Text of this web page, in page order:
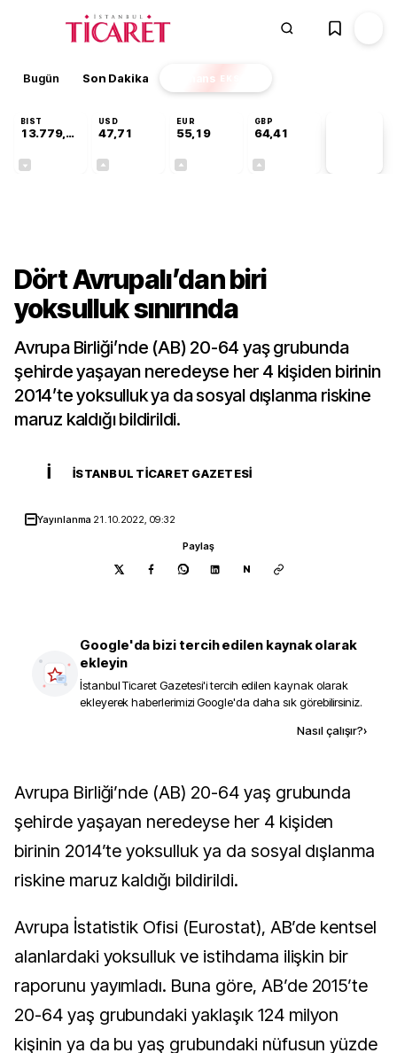
Bugün Son Dakika Finans EKSTRA
BIST
13.779,39
USD
47,71
EUR
55,19
GBP
64,41
Dört Avrupalı’dan biri
yoksulluk sınırında
Avrupa Birliği’nde (AB) 20-64 yaş grubunda
şehirde yaşayan neredeyse her 4 kişiden birinin
2014’te yoksulluk ya da sosyal dışlanma riskine
maruz kaldığı bildirildi.
İ İSTANBUL TICARET GAZETESI
Yayınlanma 21.10.2022, 09:32
Paylaş
N
Google'da bizi tercih edilen kaynak olarak
ekleyin
İstanbul Ticaret Gazetesi'i tercih edilen kaynak olarak
ekleyerek haberlerimizi Google'da daha sık görebilirsiniz.
Nasıl çalışır?›
Avrupa Birliği’nde (AB) 20-64 yaş grubunda
şehirde yaşayan neredeyse her 4 kişiden
birinin 2014’te yoksulluk ya da sosyal dışlanma
riskine maruz kaldığı bildirildi.
Avrupa İstatistik Ofisi (Eurostat), AB’de kentsel
alanlardaki yoksulluk ve istihdama ilişkin bir
raporunu yayımladı. Buna göre, AB’de 2015’te
20-64 yaş grubundaki yaklaşık 124 milyon
kişinin ya da bu yaş grubundaki nüfusun yüzde